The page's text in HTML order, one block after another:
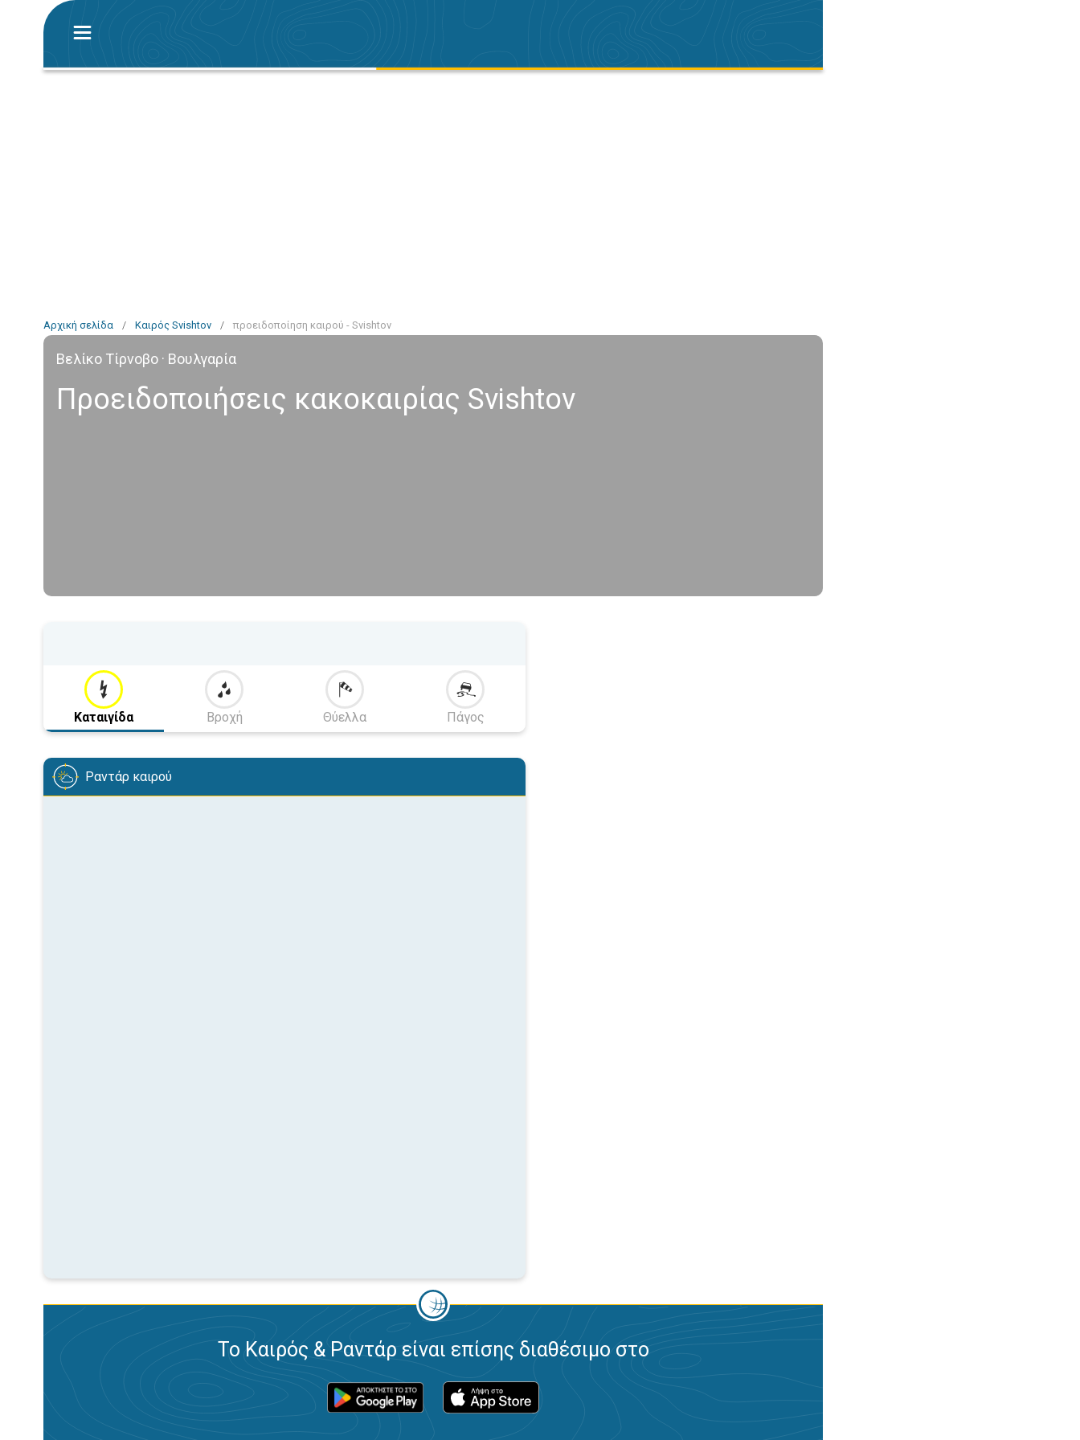
Αρχική σελίδα / Καιρός Svishtov / προειδοποίηση καιρού - Svishtov
Βελίκο Τίρνοβο · Βουλγαρία
Προειδοποιήσεις κακοκαιρίας Svishtov
Καταιγίδα Βροχή Θύελλα Πάγος
Ραντάρ καιρού
Το Καιρός & Ραντάρ είναι επίσης διαθέσιμο στο